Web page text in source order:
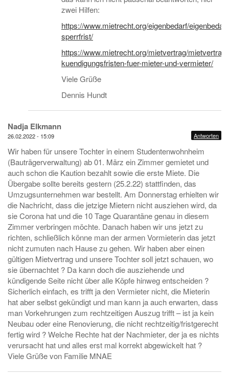
zwei Hilfen:
https://www.mietrecht.org/eigenbedarf/
sperrfrist/
https://www.mietrecht.org/mietvertrag/mietvertrag-
kuendigungsfristen-fuer-mieter-und-vermieter/
Viele Grüße
Dennis Hundt
Nadja Elkmann
26.02.2022 - 15:09 Antworten
Wir haben für unsere Tochter in einem Studentenwohnheim
(Bauträgerverwaltung) ab 01. März ein Zimmer gemietet und
auch schon die Kaution bezahlt sowie die erste Miete. Die
Übergabe sollte bereits gestern (25.2.22) stattfinden, das
Umzugsunternehmen war bestellt. Am Donnerstag erhielten wir
die Nachricht, dass die jetzige Mietern nicht ausziehen wird, da
sie Corona hat und die 10 Tage Quarantäne genau in diesem
Zimmer verbringen möchte. Danach haben wir uns jetzt zu
richten, schließlich könne man der armen Vormieterin das jetzt
nicht zumuten nach Hause zu gehen. Wir haben aber einen
gültigen Mietvertrag und unsere Tochter soll jetzt schauen, wo
sie übernachtet ? Da kann doch die ausziehende und
kündigende Seite nicht über alle Köpfe hinweg entscheiden ?
Sicherlich einfach, es trifft ja den Vermieter nicht, die Mieterin
hat aber selbst gekündigt und man kann ja auch erwarten, dass
man Vorkehrungen zum rechtzeitigen Auszug trifft – ist ja kein
Neubau oder eine Renovierung, die nicht rechtzeitig/fristgerecht
fertig wird ? Welche Rechte hat der Nachmieter, der ja es nichts
verursacht hat und alles erst mal korrekt abgewickelt hat ?
Viele Grüße von Familie MNAE